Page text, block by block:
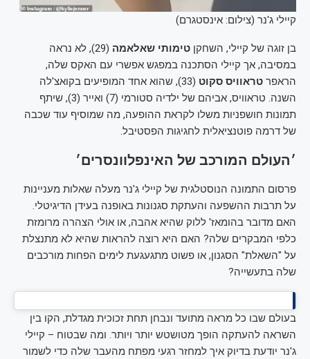
קיילי ג'נר (צילום: אינסטגרם)
בן זוגה של קיילי, השחקן טימותי שאלאמה
(29), לא נראה
במסיבה, אך קיילי הסתכנה במפגש אפשרי עם האקס שלה,
הראפר טראוויס סקוט
(33), שהוא אחד המופיעים בקואצ'לה
השנה. טראוויס, אביהם של ילדיה סטורמי (7) ואייר (3), שיתף
תמונות חושפניות משלו לקראת ההופעה, מה שמוסיף עוד שכבה
של דרמה פוטנציאלית לחגיגות הפסטיבל.
׳העולם המורכב של האינפלוונסרים׳
פרסום התמונה הנוסטלגית של קיילי ג'נר מעלה שאלות מעניינות
על תרבות ההשפעה והעתקת סגנונות באופנה בעידן הדיגיטלי.
האם מדובר בהומאז' ללוק שהיא אהבה, או אולי הצהרה מרומזת
כלפי המבקרים שלה? האם היא רוצה להראות שהיא לא מתנצלת
על "השאלת" הסגנון, או פשוט מתגעגעת לימים הפחות מורכבים
שלה בתעשייה?
בעולם שבו כל מראה מתועד ונבחן תחת זכוכית מגדלת, הקו בין
השראה להעתקה הופך מטושטש יותר ויותר. ומה שבטוח – קיילי
ג'נר יודעת בדיוק איך למחזר רגעי מפתח מהעבר שלה כדי לשמור